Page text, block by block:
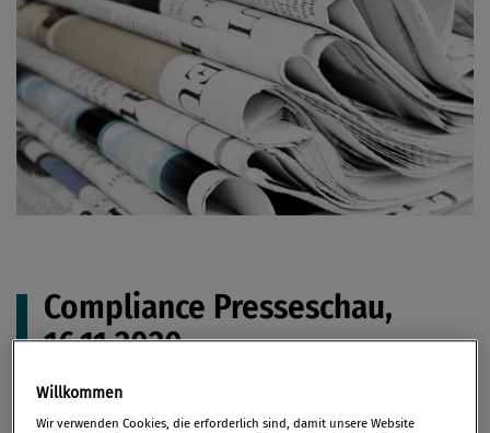
Compliance Presseschau,
16.11.2020
Willkommen
Wir verwenden Cookies, die erforderlich sind, damit unsere Website